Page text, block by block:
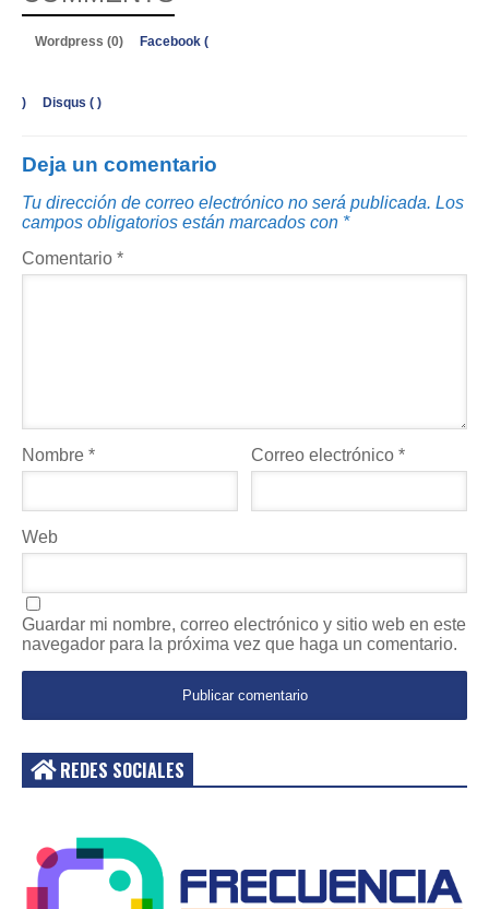
Wordpress (0) Facebook (
) Disqus ( )
Deja un comentario
Tu dirección de correo electrónico no será publicada. Los
campos obligatorios están marcados con *
Comentario *
Nombre * Correo electrónico*
Web
Guardar mi nombre, correo electrónico y sitio web en este
navegador para la próxima vez que haga un comentario.
REDES SOCIALES